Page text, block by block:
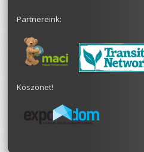
Partnereink:
Köszönet!